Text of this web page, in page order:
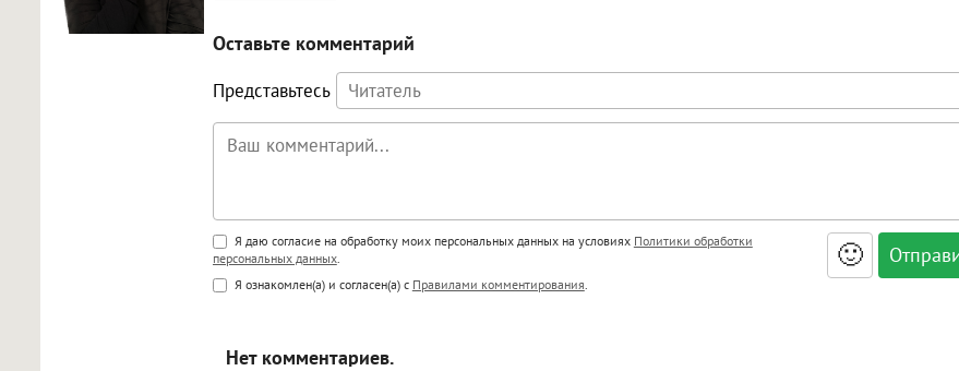
Оставьте комментарий
Представьтесь
Поддержка HTML
<b>, <strong>, <u>, <i>, <em>, <s>, <big>, <small>, <sup>, <sub>, <pre>, <ul>, <ol>, <li>,
<blockquote>, <code> экранирует HTML, адреса URL автоматически становятся ссылками, и
Я даю согласие на обработку моих персональных данных на условиях Политики обработки
персональных данных.
Я ознакомлен(а) и согласен(а) с Правилами комментирования.
🙂
Нет комментариев.